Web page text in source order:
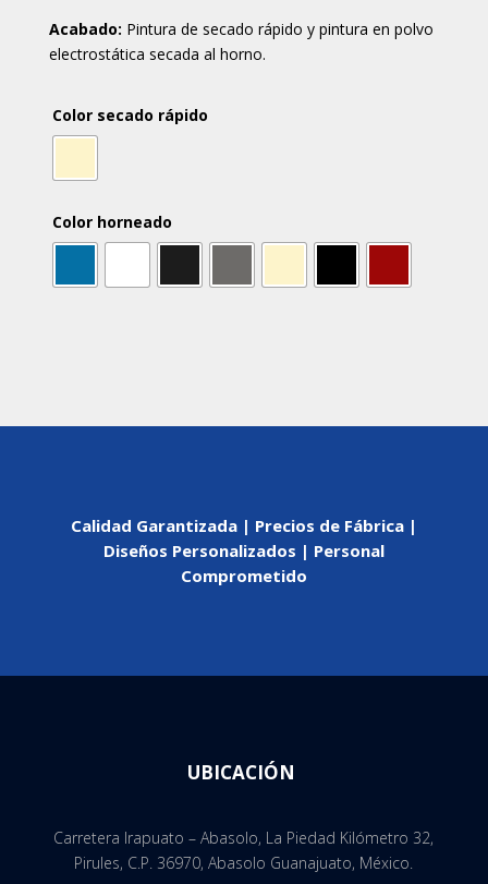
Acabado: Pintura de secado rápido y pintura en polvo
electrostática secada al horno.
Color secado rápido
Color horneado
Calidad Garantizada | Precios de Fábrica |
Diseños Personalizados | Personal
Comprometido
UBICACIÓN
Carretera Irapuato – Abasolo, La Piedad Kilómetro 32,
Pirules, C.P. 36970, Abasolo Guanajuato, México.